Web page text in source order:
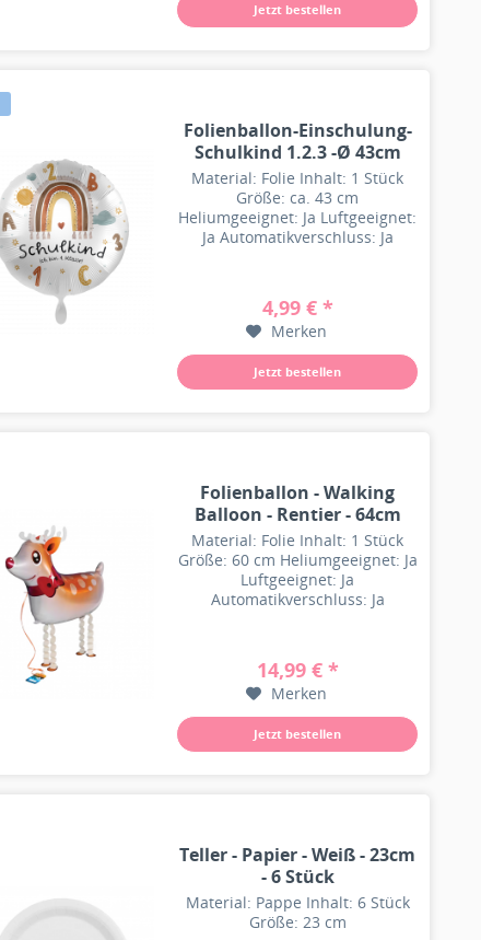
Jetzt bestellen
Folienballon-Einschulung-
Schulkind 1.2.3 -Ø 43cm
Material: Folie Inhalt: 1 Stück
Größe: ca. 43 cm
Heliumgeeignet: Ja Luftgeeignet:
Ja Automatikverschluss: Ja
4,99 € *
Merken
Jetzt bestellen
Folienballon - Walking
Balloon - Rentier - 64cm
Material: Folie Inhalt: 1 Stück
Größe: 60 cm Heliumgeeignet: Ja
Luftgeeignet: Ja
Automatikverschluss: Ja
14,99 € *
Merken
Jetzt bestellen
Teller - Papier - Weiß - 23cm
- 6 Stück
Material: Pappe Inhalt: 6 Stück
Größe: 23 cm